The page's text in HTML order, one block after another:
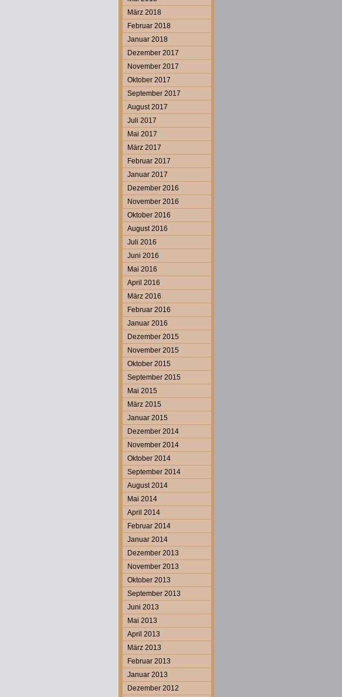
März 2018
Februar 2018
Januar 2018
Dezember 2017
November 2017
Oktober 2017
September 2017
August 2017
Juli 2017
Mai 2017
März 2017
Februar 2017
Januar 2017
Dezember 2016
November 2016
Oktober 2016
August 2016
Juli 2016
Juni 2016
Mai 2016
April 2016
März 2016
Februar 2016
Januar 2016
Dezember 2015
November 2015
Oktober 2015
September 2015
Mai 2015
März 2015
Januar 2015
Dezember 2014
November 2014
Oktober 2014
September 2014
August 2014
Mai 2014
April 2014
Februar 2014
Januar 2014
Dezember 2013
November 2013
Oktober 2013
September 2013
Juni 2013
Mai 2013
April 2013
März 2013
Februar 2013
Januar 2013
Dezember 2012